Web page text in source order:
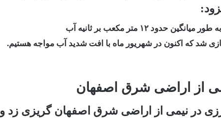
شد که اکنون در شهریور ماه با افت شدید آب مواجه هستیم.
از اراضی شرق اصفهان
در نیمی از اراضی شرق اصفهان گریزی زد و